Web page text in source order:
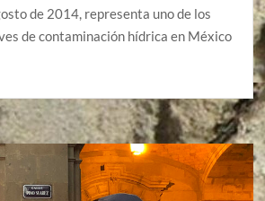
de 2014, representa uno de los
de contaminación hídrica en México